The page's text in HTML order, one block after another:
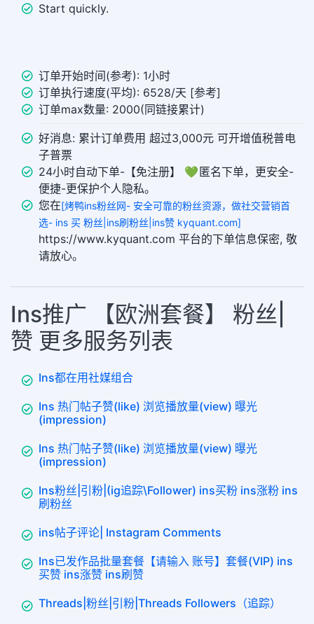
Start quickly.
订单开始时间(参考): 1小时
订单执行速度(平均): 6528/天 [参考]
订单max数量: 2000(同链接累计)
好消息: 累计订单费用 超过3,000元 可开增值税普电
子普票
24小时自动下单-【免注册】 💚 匿名下单，更安全-
便捷-更保护个人隐私。
您在[烤鸭ins粉丝网- 安全可靠的粉丝资源，做社交营销首
选- ins 买 粉丝|ins刷粉丝|ins赞 kyquant.com]
https://www.kyquant.com 平台的下单信息保密, 敬
请放心。
Ins推广 【欧洲套餐】 粉丝|
赞 更多服务列表
Ins都在用社媒组合
Ins 热门帖子赞(like) 浏览播放量(view) 曝光
(impression)
Ins 热门帖子赞(like) 浏览播放量(view) 曝光
(impression)
Ins粉丝|引粉|(ig追踪\Follower) ins买粉 ins涨粉 ins
刷粉丝
ins帖子评论| Instagram Comments
Ins已发作品批量套餐【请输入 账号】套餐(VIP) ins
买赞 ins涨赞 ins刷赞
Threads|粉丝|引粉|Threads Followers（追踪）